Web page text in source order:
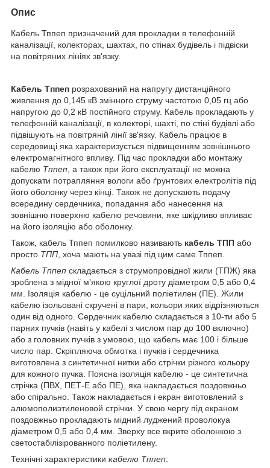
Опис
Кабель Тппеп призначений для прокладки в телефонній
каналізації, колекторах, шахтах, по стінах будівель і підвіски
на повітряних лініях зв'язку.
Кабель Тппеп розрахований на напругу дистанційного
живлення до 0,145 кВ змінного струму частотою 0,05 гц або
напругою до 0,2 кВ постійного струму. Кабель прокладають у
телефонній каналізації, в колекторі, шахті, по стіні будівлі або
підвішують на повітряній лінії зв'язку. Кабель працює в
середовищі яка характеризується підвищенням зовнішнього
електромагнітного впливу. Під час прокладки або монтажу
кабелю Тппеп , а також при його експлуатації не можна
допускати потрапляння вологи або ґрунтових електролітів під
його оболонку через кінці. Також не допускають подачу
всередину сердечника, попадання або нанесення на
зовнішню поверхню кабелю речовини, яке шкідливо впливає
на його ізоляцію або оболонку.
Також, кабель Тппеп помилково називають кабель ТПП або
просто ТПП , хоча мають на увазі під цим саме Тппеп.
Кабель Тппеп складається з струмопровідної жили (ТПЖ) яка
зроблена з мідної м'якою круглої дроту діаметром 0,5 або 0,4
мм. Ізоляція кабелю - це суцільний поліетилен (ПЕ). Жили
кабелю ізольовані скручені в пари, кольори яких відрізняються
один від одного. Сердечник кабелю складається з 10-ти або 5
парних пучків (навіть у кабелі з числом пар до 100 включно)
або з головних пучків з умовою, що кабель має 100 і більше
число пар. Скріпляюча обмотка і пучків і сердечника
виготовлена з синтетичної нитки або стрічки різного кольору
для кожного пучка. Поясна ізоляція кабелю - це синтетична
стрічка (ПВХ, ПЕТ-Е або ПЕ), яка накладається поздовжньо
або спірально. Також накладається і екран виготовлений з
алюмополиэтиленовой стрічки. У свою чергу під екраном
поздовжньо прокладають мідний луджений проволокуа
діаметром 0,5 або 0,4 мм. Зверху все вкрите оболонкою з
светостабілізірованного поліетилену.
Технічні характеристики кабелю Тппеп: